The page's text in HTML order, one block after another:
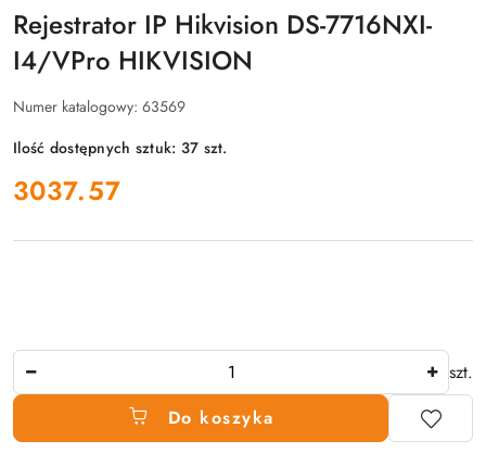
Rejestrator IP Hikvision DS-7716NXI-
I4/VPro HIKVISION
Numer katalogowy: 63569
Ilość dostępnych sztuk: 37 szt.
cena:
3037.57
szt.
Do koszyka